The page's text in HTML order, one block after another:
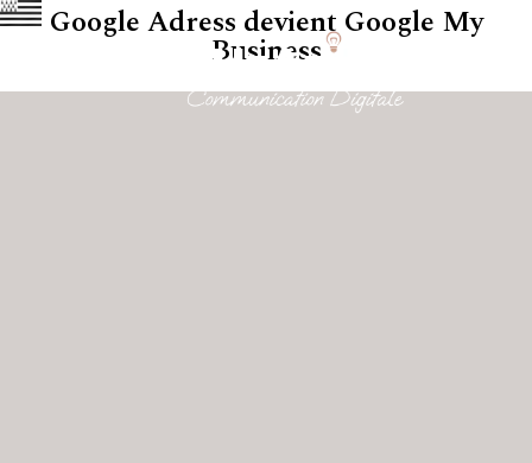
Google Adress devient Google My
Business